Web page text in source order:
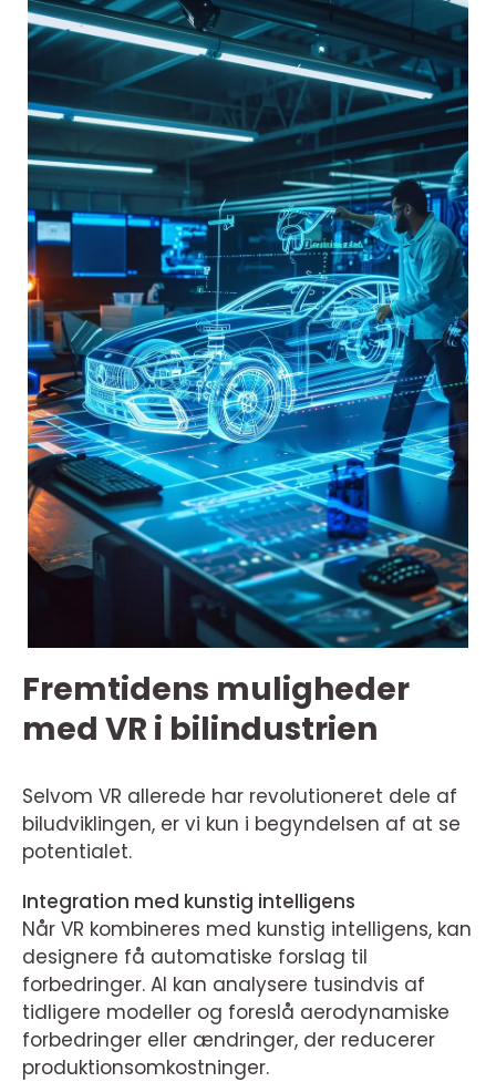
Fremtidens muligheder
med VR i bilindustrien
Selvom VR allerede har revolutioneret dele af
biludviklingen, er vi kun i begyndelsen af at se
potentialet.
Integration med kunstig intelligens
Når VR kombineres med kunstig intelligens, kan
designere få automatiske forslag til
forbedringer. AI kan analysere tusindvis af
tidligere modeller og foreslå aerodynamiske
forbedringer eller ændringer, der reducerer
produktionsomkostninger.